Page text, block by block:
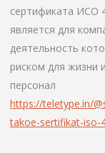
сертификата ИСО
является для
деятельность
риском для жизни
персонал
https://teletype.in/
takoe-sertifikat-iso-